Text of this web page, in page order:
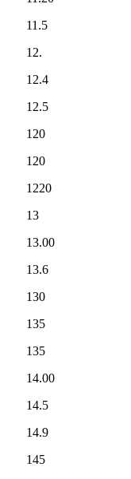
11.5
12.
12.4
12.5
120
120
1220
13
13.00
13.6
130
135
135
14.00
14.5
14.9
145